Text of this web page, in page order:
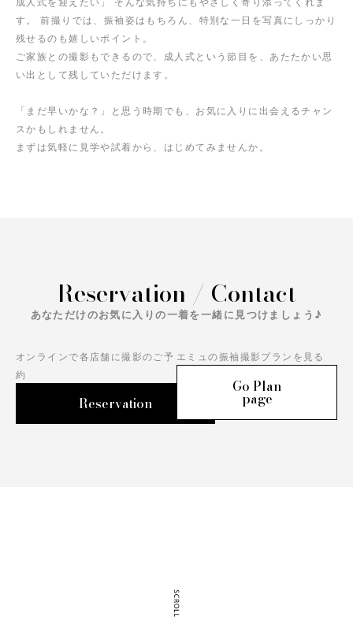
す。 前撮りでは、振袖姿はもちろん、特別な一日を写真にしっかり
残せるのも嬉しいポイント。
ご家族との撮影もできるので、成人式という節目を、あたたかい思
い出として残していただけます。
「まだ早いかな？」と思う時期でも、お気に入りに出会えるチャン
スかもしれません。
まずは気軽に見学や試着から、はじめてみませんか。
Reservation / Contact
あなただけのお気に入りの一着を一緒に見つけましょう♪
オンラインで各店舗に撮影のご予
約
Reservation
エミュの振袖撮影プランを見る
Go Plan
page